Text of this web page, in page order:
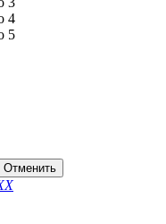
Отменить